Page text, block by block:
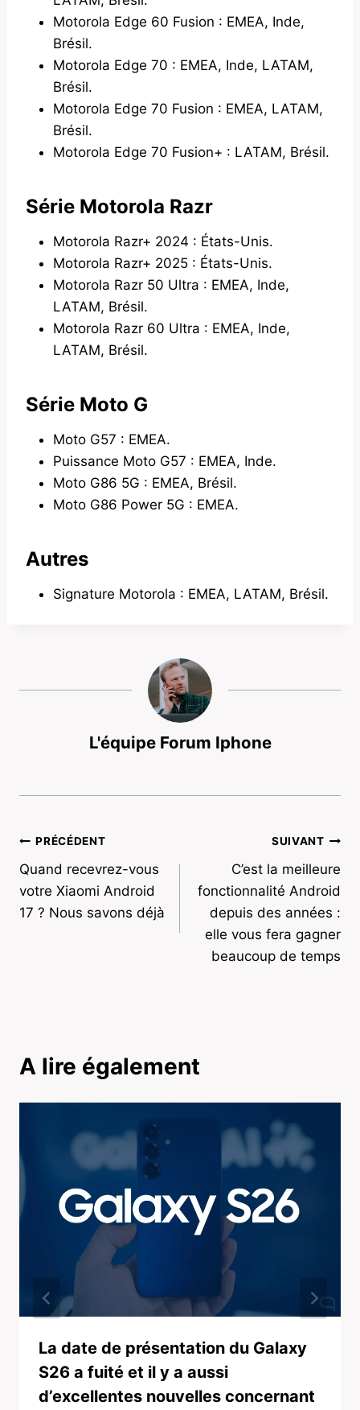
Motorola Edge 60 Fusion : EMEA, Inde,
Brésil.
Motorola Edge 70 : EMEA, Inde, LATAM,
Brésil.
Motorola Edge 70 Fusion : EMEA, LATAM,
Brésil.
Motorola Edge 70 Fusion+ : LATAM, Brésil.
Série Motorola Razr
Motorola Razr+ 2024 : États-Unis.
Motorola Razr+ 2025 : États-Unis.
Motorola Razr 50 Ultra : EMEA, Inde,
LATAM, Brésil.
Motorola Razr 60 Ultra : EMEA, Inde,
LATAM, Brésil.
Série Moto G
Moto G57 : EMEA.
Puissance Moto G57 : EMEA, Inde.
Moto G86 5G : EMEA, Brésil.
Moto G86 Power 5G : EMEA.
Autres
Signature Motorola : EMEA, LATAM, Brésil.
L'équipe Forum Iphone
Navigation
de
l’article
PRÉCÉDENT
Quand recevrez-vous
votre Xiaomi Android
17 ? Nous savons déjà
SUIVANT
C’est la meilleure
fonctionnalité Android
depuis des années :
elle vous fera gagner
beaucoup de temps
A lire également
La date de présentation du Galaxy
S26 a fuité et il y a aussi
d’excellentes nouvelles concernant